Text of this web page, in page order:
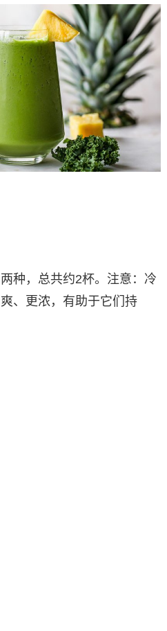
种，总共约2杯。注意：冷
、更浓，有助于它们持